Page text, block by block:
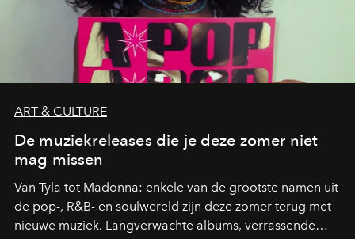
ART & CULTURE
De muziekreleases die je deze zomer niet
mag missen
Van Tyla tot Madonna: enkele van de grootste namen uit
de pop-, R&B- en soulwereld zijn deze zomer terug met
nieuwe muziek. Langverwachte albums, verrassende